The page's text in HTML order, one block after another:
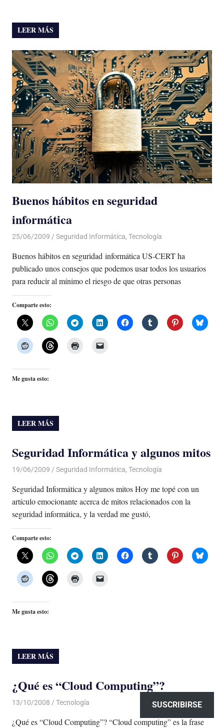
LEER MÁS
Buenos hábitos en seguridad
informática
25/06/2009 Luis Castellanos
Seguridad Informática, Tecnología
Buenos hábitos en seguridad informática US-CERT ha
publicado unos consejos que podemos usar todos los usuarios
para reducir al mínimo el riesgo de que otras personas
Comparte esto:
Me gusta esto:
LEER MÁS
Seguridad Informática y algunos mitos
19/06/2009 Luis Castellanos
Seguridad Informática, Tecnología
Seguridad Informática y algunos mitos Hoy me topé con un
artículo emocionante acerca de mitos relacionados con la
seguridad informática, y la verdad me gustó,
Comparte esto:
Me gusta esto:
LEER MÁS
¿Qué es “Cloud Computing”?
13/10/2008 Luis Castellanos
Tecnología
¿Qué es “Cloud Computing”? “Cloud computing” es la frase
SUSCRIBIRSE